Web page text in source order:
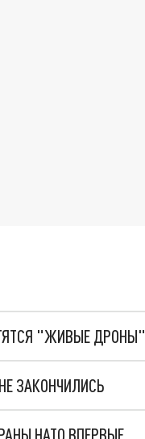
"ЖИВЫЕ ДРОНЫ"
ЗАКОНЧИЛИСЬ